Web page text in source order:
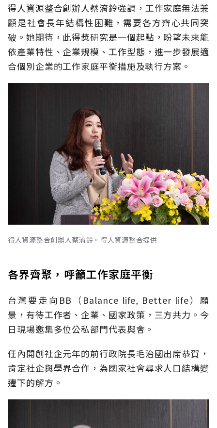
得人資源整合創辦人蔡淯鈴強調，工作家庭無法兼
顧是社會長年結構性困難，需要各方齊心共同突
破。她期待，此得獎研究是一個起點，盼望未來能
依產業特性、企業規模、工作型態，進一步發展適
合個別企業的工作家庭平衡措施及執行方案。
得人資源整合創辦人蔡淯鈴。得人資源整合提供
各界齊聚，呼籲工作家庭平衡
台灣要走向BB（Balance life, Better life）願
景，有待工作者、企業、國家政策，三方共力。今
日現場邀集多位公私部門代表與會。
任內開創社企元年的前行政院長毛治國出席恭賀，
肯定社企與學界合作，為國家社會尋求人口結構變
遷下的解方。